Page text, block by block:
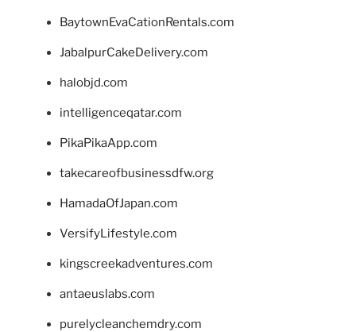
BaytownEvaCationRentals.com
JabalpurCakeDelivery.com
halobjd.com
intelligenceqatar.com
PikaPikaApp.com
takecareofbusinessdfw.org
HamadaOfJapan.com
VersifyLifestyle.com
kingscreekadventures.com
antaeuslabs.com
purelycleanchemdry.com